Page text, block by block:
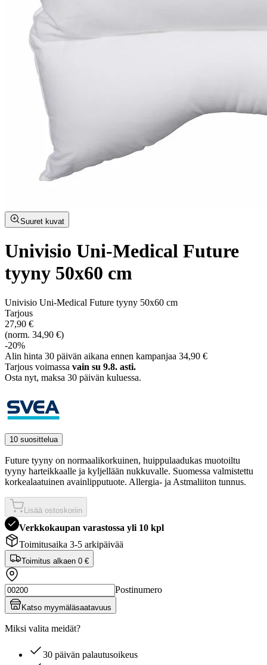
Suuret kuvat
Univisio Uni-Medical Future
tyyny 50x60 cm
Univisio Uni-Medical Future tyyny 50x60 cm
Tarjous
27,90 €
(norm. 34,90 €)
-20%
Alin hinta 30 päivän aikana ennen kampanjaa 34,90 €
Tarjous voimassa vain su 9.8. asti.
Osta nyt, ­maksa 30 päivän kuluessa.
10 suosittelua
Future tyyny on normaalikorkuinen, huippulaadukas muotoiltu
tyyny harteikkaalle ja kyljellään nukkuvalle. Suomessa valmistettu
korkealaatuinen avainlipputuote. Allergia- ja Astmaliiton tunnus.
Lisää ostoskoriin
Verkkokaupan varastossa yli 10 kpl
Toimitusaika 3-5 arkipäivää
Toimitus alkaen 0 €
Postinumero
Katso myymäläsaatavuus
Miksi valita meidät?
30 päivän palautusoikeus